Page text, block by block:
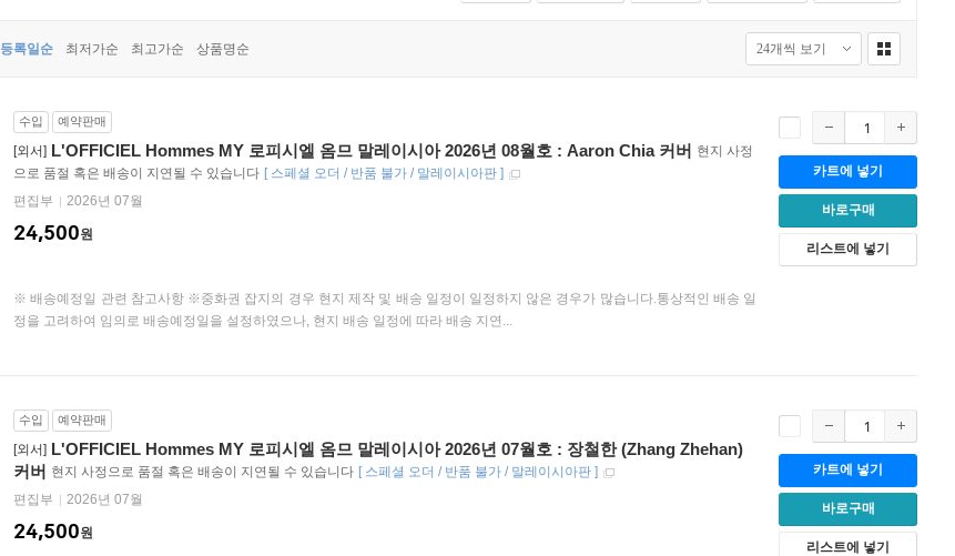
등록일순 최저가순 최고가순 상품명순
수입 예약판매
[외서] L'OFFICIEL Hommes MY 로피시엘 옴므 말레이시아 2026년 08월호 : Aaron Chia 커버 현지 사정
으로 품절 혹은 배송이 지연될 수 있습니다 [ 스페셜 오더 / 반품 불가 / 말레이시아판 ]
편집부
2026년 07월
24,500원
※ 배송예정일 관련 참고사항 ※중화권 잡지의 경우 현지 제작 및 배송 일정이 일정하지 않은 경우가 많습니다.통상적인 배송 일
정을 고려하여 임의로 배송예정일을 설정하였으나, 현지 배송 일정에 따라 배송 지연...
카트에 넣기
바로구매
리스트에 넣기
수입 예약판매
[외서] L'OFFICIEL Hommes MY 로피시엘 옴므 말레이시아 2026년 07월호 : 장철한 (Zhang Zhehan)
커버 현지 사정으로 품절 혹은 배송이 지연될 수 있습니다 [ 스페셜 오더 / 반품 불가 / 말레이시아판 ]
편집부
2026년 07월
24,500원
카트에 넣기
바로구매
리스트에 넣기